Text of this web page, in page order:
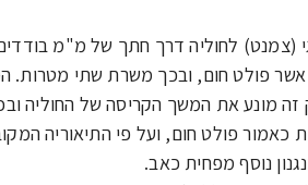
(צמנט) לחוליה דרך חתך של מ"מ
פולט חום, ובכך משרת שתי מטרות.
זה מונע את המשך הקריסה של החוליה
פולט חום, ועל פי התיאוריה
נוסף מפחית כאב.